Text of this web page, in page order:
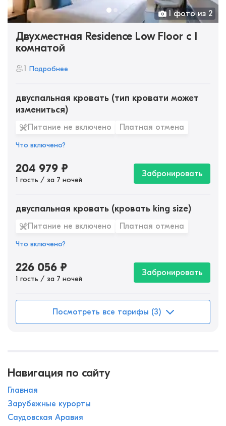
1 фото из 2
Двухместная Residence Low Floor c 1
комнатой
1 Подробнее
двуспальная кровать (тип кровати может
измениться)
Питание не включено Платная отмена
Что включено?
204 979 ₽
1 гость / за 7 ночей
Забронировать
двуспальная кровать (кровать king size)
Питание не включено Платная отмена
Что включено?
226 056 ₽
1 гость / за 7 ночей
Забронировать
Посмотреть все тарифы (3)
Навигация по сайту
Главная
Зарубежные курорты
Саудовская Аравия